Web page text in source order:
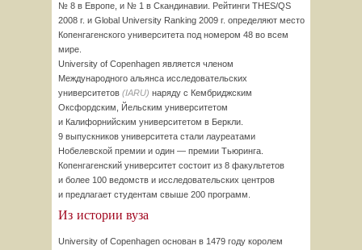
№ 8 в Европе, и № 1 в Скандинавии. Рейтинги THES/QS
2008 г. и Global University Ranking 2009 г. определяют место
Копенгагенского университета под номером 48 во всем
мире.
University of Copenhagen является членом
Международного альянса исследовательских
университетов (IARU) наряду с Кембриджским
Оксфордским, Йельским университетом
и Калифорнийским университетом в Беркли.
9 выпускников университета стали лауреатами
Нобелевской премии и один — премии Тьюринга.
Копенгагенский университет состоит из 8 факультетов
и более 100 ведомств и исследовательских центров
и предлагает студентам свыше 200 программ.
Из истории вуза
University of Copenhagen основан в 1479 году королем